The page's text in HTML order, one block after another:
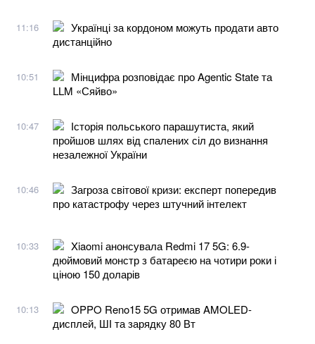
11:16
Українці за кордоном можуть продати авто
дистанційно
10:51
Мінцифра розповідає про Agentic State та
LLM «Сяйво»
10:47
Історія польського парашутиста, який
пройшов шлях від спалених сіл до визнання
незалежної України
10:46
Загроза світової кризи: експерт попередив
про катастрофу через штучний інтелект
10:33
Xiaomi анонсувала Redmi 17 5G: 6.9-
дюймовий монстр з батареєю на чотири роки і
ціною 150 доларів
10:13
OPPO Reno15 5G отримав AMOLED-
дисплей, ШІ та зарядку 80 Вт